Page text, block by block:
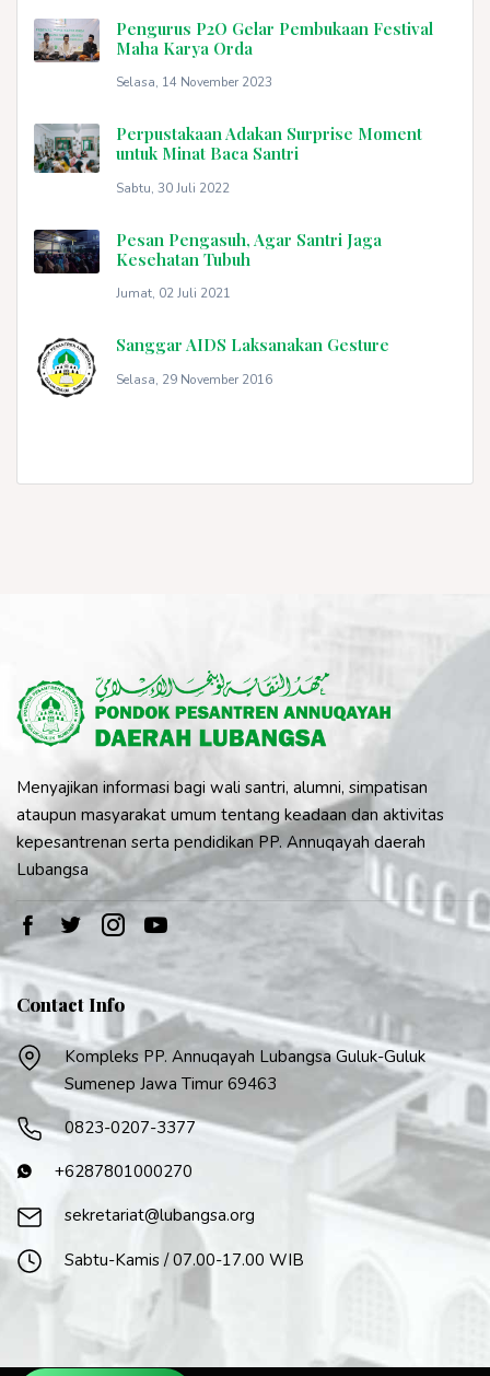
Pengurus P2O Gelar Pembukaan Festival
Maha Karya Orda
Selasa, 14 November 2023
Perpustakaan Adakan Surprise Moment
untuk Minat Baca Santri
Sabtu, 30 Juli 2022
Pesan Pengasuh, Agar Santri Jaga
Kesehatan Tubuh
Jumat, 02 Juli 2021
Sanggar AIDS Laksanakan Gesture
Selasa, 29 November 2016
Menyajikan informasi bagi wali santri, alumni, simpatisan
ataupun masyarakat umum tentang keadaan dan aktivitas
kepesantrenan serta pendidikan PP. Annuqayah daerah
Lubangsa
Contact Info
Kompleks PP. Annuqayah Lubangsa Guluk-Guluk
Sumenep Jawa Timur 69463
0823-0207-3377
+6287801000270
sekretariat@lubangsa.org
Sabtu-Kamis / 07.00-17.00 WIB